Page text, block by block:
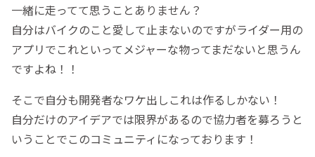
一緒に走ってて思うことありません？
自分はバイクのこと愛して止まないのですがライダー用の
アプリでこれといってメジャーな物ってまだないと思うん
ですよね！！
そこで自分も開発者なワケ出しこれは作るしかない！
自分だけのアイデアでは限界があるので協力者を募ろうと
いうことでこのコミュニティになっております！